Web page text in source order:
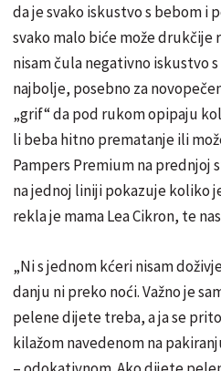
da je svako iskustvo s bebom i
svako malo biće može drukčije
nisam čula negativno iskustvo
najbolje, posebno za
„grif“ da pod rukom opipaju
li beba hitno prematanje ili
Pampers Premium na prednjoj
na jednoj liniji pokazuje koliko
rekla je mama Lea Cikron, te
„Ni s jednom kćeri nisam
danju ni preko noći. Važno je
pelene dijete treba, a ja se
kilažom navedenom na